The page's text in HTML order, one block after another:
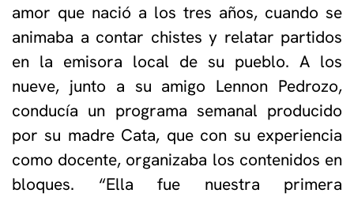
amor que nació a los tres años, cuando se
animaba a contar chistes y relatar partidos
en la emisora local de su pueblo. A los
nueve, junto a su amigo Lennon Pedrozo,
conducía un programa semanal producido
por su madre Cata, que con su experiencia
como docente, organizaba los contenidos en
bloques. “Ella fue nuestra primera